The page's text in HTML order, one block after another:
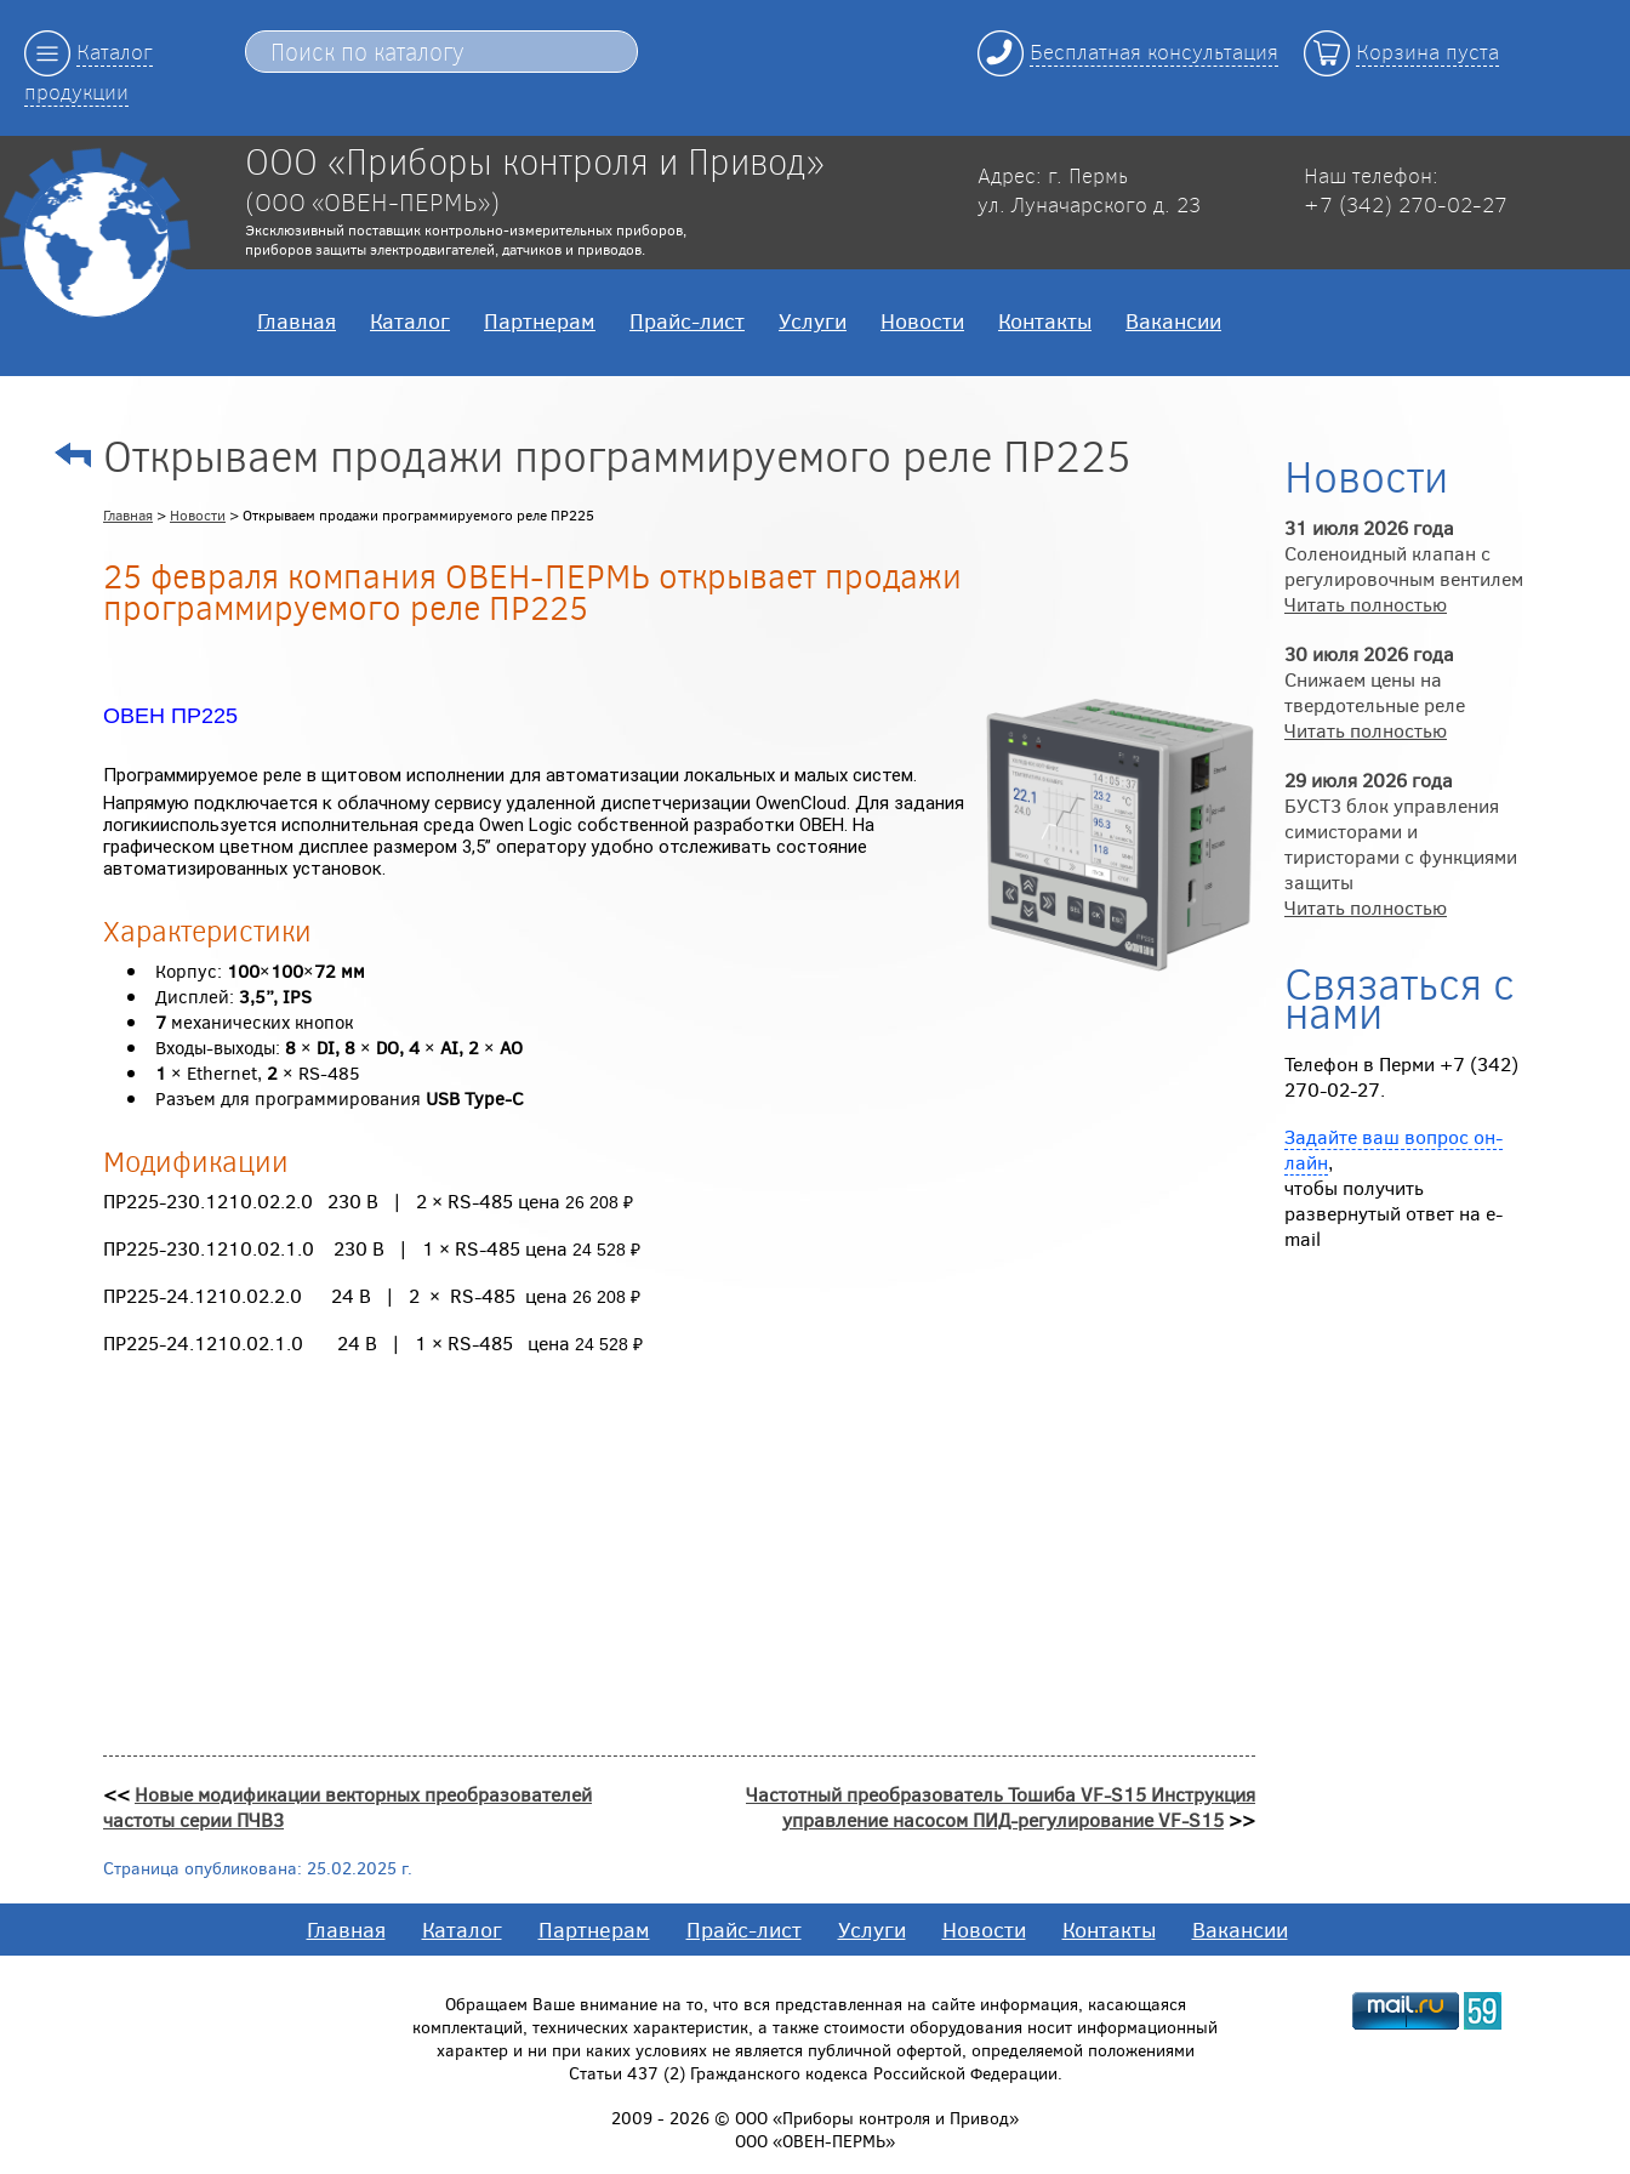
Каталог
продукции
Бесплатная консультация Корзина пуста
ООО «Приборы контроля и Привод»
(ООО «ОВЕН-ПЕРМЬ»)
Эксклюзивный поставщик контрольно-измерительных приборов,
приборов защиты электродвигателей, датчиков и приводов.
Адрес: г. Пермь
ул. Луначарского д. 23
Наш телефон:
+7 (342) 270-02-27
Главная Каталог Партнерам Прайс-лист Услуги Новости Контакты Вакансии
Открываем продажи программируемого реле ПР225
Главная > Новости > Открываем продажи программируемого реле ПР225
25 февраля компания ОВЕН-ПЕРМЬ открывает продажи
программируемого реле ПР225
ОВЕН ПР225
Программируемое реле в щитовом исполнении для автоматизации локальных и малых систем.
Напрямую подключается к облачному сервису удаленной диспетчеризации OwenCloud. Для задания
логикииспользуется исполнительная среда Owen Logic собственной разработки ОВЕН. На
графическом цветном дисплее размером 3,5” оператору удобно отслеживать состояние
автоматизированных установок.
Характеристики
Корпус: 100×100×72 мм
Дисплей: 3,5”, IPS
7 механических кнопок
Входы-выходы: 8 × DI, 8 × DO, 4 × AI, 2 × АО
1 × Ethernet, 2 × RS-485
Разъем для программирования USB Type-C
Модификации
ПР225-230.1210.02.2.0 230 В | 2 × RS-485 цена 26 208 ₽
ПР225-230.1210.02.1.0 230 В | 1 × RS-485 цена 24 528 ₽
ПР225-24.1210.02.2.0 24 В | 2 × RS-485 цена 26 208 ₽
ПР225-24.1210.02.1.0 24 В | 1 × RS-485 цена 24 528 ₽
<< Новые модификации векторных преобразователей
частоты серии ПЧВ3
Частотный преобразователь Тошиба VF-S15 Инструкция
управление насосом ПИД-регулирование VF-S15 >>
Страница опубликована: 25.02.2025 г.
Новости
31 июля 2026 года
Соленоидный клапан с
регулировочным вентилем
Читать полностью
30 июля 2026 года
Снижаем цены на
твердотельные реле
Читать полностью
29 июля 2026 года
БУСТ3 блок управления
симисторами и
тиристорами с функциями
защиты
Читать полностью
Связаться с
нами
Телефон в Перми +7 (342)
270-02-27.
Задайте ваш вопрос он-
лайн,
чтобы получить
развернутый ответ на e-
mail
Главная Каталог Партнерам Прайс-лист Услуги Новости Контакты Вакансии
Обращаем Ваше внимание на то, что вся представленная на сайте информация, касающаяся
комплектаций, технических характеристик, а также стоимости оборудования носит информационный
характер и ни при каких условиях не является публичной офертой, определяемой положениями
Статьи 437 (2) Гражданского кодекса Российской Федерации.
2009 - 2026 © ООО «Приборы контроля и Привод»
ООО «ОВЕН-ПЕРМЬ»